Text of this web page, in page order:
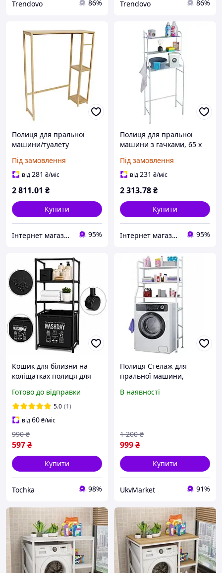
Trendovo 86% Trendovo 86%
Полиця для пральної
машини/туалету
79 x 23 x 95 см
Під замовлення
від281 ₴/міс
2 811.01 ₴
Купити
Інтернет магазин - Маркет 95%
Полиця для пральної
машини з гачками, 65 x
Під замовлення
від231 ₴/міс
2 313.78₴
Купити
Інтернет магазин - Маркет 95%
Кошик для білизни на
коліщатках полиця для
компактна етажерка для
ванної кімнати стелаж
для зберігання білизни
Готово до відправки
5.0 (1)
від60₴/міс
597₴
990 ₴
Купити
Tochka 98%
Полиця Стелаж для
пральної машини,
В наявності
999₴
1 200 ₴
Купити
UkvMarket 91%